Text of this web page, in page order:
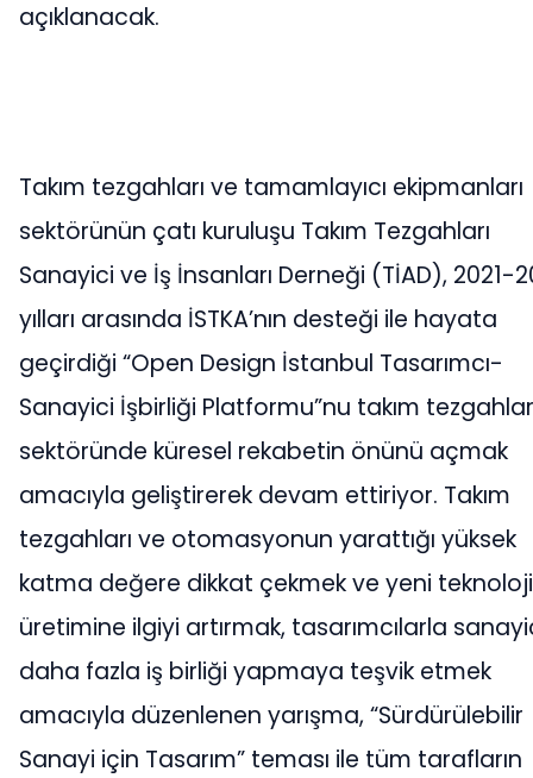
açıklanacak.
Takım tezgahları ve tamamlayıcı ekipmanları
sektörünün çatı kuruluşu Takım Tezgahları
Sanayici ve İş İnsanları Derneği (TİAD), 2021-
yılları arasında İSTKA’nın desteği ile hayata
geçirdiği “Open Design İstanbul Tasarımcı-
Sanayici İşbirliği Platformu”nu takım
sektöründe küresel rekabetin önünü açmak
amacıyla geliştirerek devam ettiriyor. Takım
tezgahları ve otomasyonun yarattığı yüksek
katma değere dikkat çekmek ve yeni
üretimine ilgiyi artırmak, tasarımcılarla
daha fazla iş birliği yapmaya teşvik etmek
amacıyla düzenlenen yarışma, “Sürdürülebilir
Sanayi için Tasarım” teması ile tüm tarafların